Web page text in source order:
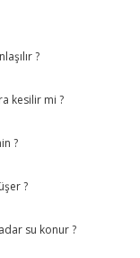
?
kesilir mi ?
?
?
su konur ?